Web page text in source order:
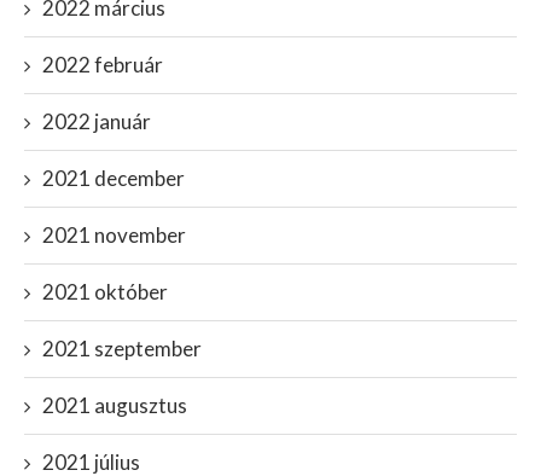
2022 március
2022 február
2022 január
2021 december
2021 november
2021 október
2021 szeptember
2021 augusztus
2021 július